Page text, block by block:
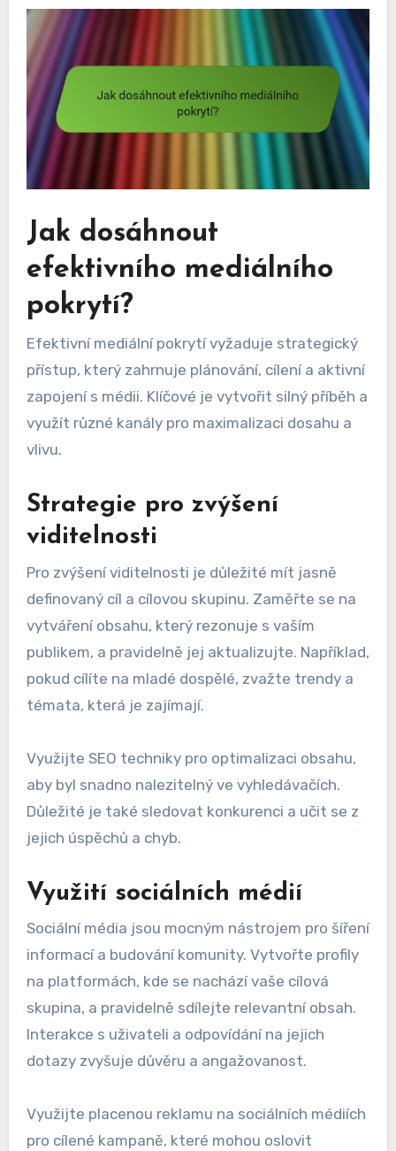
Jak dosáhnout
efektivního mediálního
pokrytí?
Efektivní mediální pokrytí vyžaduje strategický
přístup, který zahrnuje plánování, cílení a aktivní
zapojení s médii. Klíčové je vytvořit silný příběh a
využít různé kanály pro maximalizaci dosahu a
vlivu.
Strategie pro zvýšení
viditelnosti
Pro zvýšení viditelnosti je důležité mít jasně
definovaný cíl a cílovou skupinu. Zaměřte se na
vytváření obsahu, který rezonuje s vaším
publikem, a pravidelně jej aktualizujte. Například,
pokud cílíte na mladé dospělé, zvažte trendy a
témata, která je zajímají.
Využijte SEO techniky pro optimalizaci obsahu,
aby byl snadno nalezitelný ve vyhledávačích.
Důležité je také sledovat konkurenci a učit se z
jejich úspěchů a chyb.
Využití sociálních médií
Sociální média jsou mocným nástrojem pro šíření
informací a budování komunity. Vytvořte profily
na platformách, kde se nachází vaše cílová
skupina, a pravidelně sdílejte relevantní obsah.
Interakce s uživateli a odpovídání na jejich
dotazy zvyšuje důvěru a angažovanost.
Využijte placenou reklamu na sociálních médiích
pro cílené kampaně, které mohou oslovit